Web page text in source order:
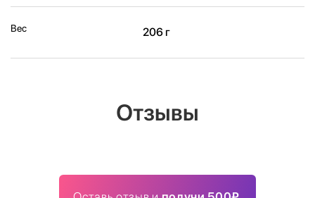
Вес 206 г
Отзывы